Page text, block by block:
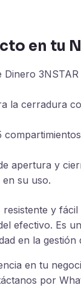
en tu
Dinero
la cerradura
apertura y
su uso.
y
efectivo. Es
en la gestión
en tu
por